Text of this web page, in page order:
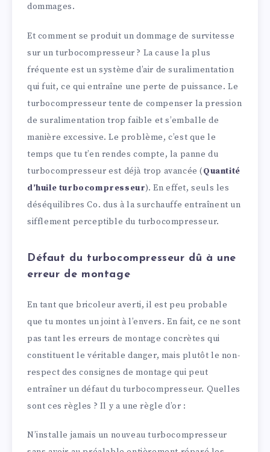
dommages.
Et comment se produit un dommage de survitesse
sur un turbocompresseur ? La cause la plus
fréquente est un système d’air de suralimentation
qui fuit, ce qui entraîne une perte de puissance. Le
turbocompresseur tente de compenser la pression
de suralimentation trop faible et s’emballe de
manière excessive. Le problème, c’est que le
temps que tu t’en rendes compte, la panne du
turbocompresseur est déjà trop avancée (Quantité
d’huile turbocompresseur). En effet, seuls les
déséquilibres Co. dus à la surchauffe entraînent un
sifflement perceptible du turbocompresseur.
Défaut du turbocompresseur dû à une
erreur de montage
En tant que bricoleur averti, il est peu probable
que tu montes un joint à l’envers. En fait, ce ne sont
pas tant les erreurs de montage concrètes qui
constituent le véritable danger, mais plutôt le non-
respect des consignes de montage qui peut
entraîner un défaut du turbocompresseur. Quelles
sont ces règles ? Il y a une règle d’or :
N’installe jamais un nouveau turbocompresseur